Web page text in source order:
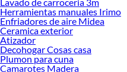
renovación de espacios. ¡Visítanos y
ofrecerte!
Encuentra una amplia variedad de
Sodimac. Encuentra todo lo
decoración. ¡Visítanos y haz tus ideas
Herramientas manuales Irimo
Enfriadores de aire Midea
Ceramica exterior
Atizador
Decohogar Cosas casa
Plumon para cuna
Camarotes Madera